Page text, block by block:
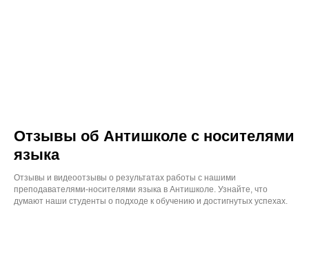
Отзывы об Антишколе с носителями
языка
Отзывы и видеоотзывы о результатах работы с нашими
преподавателями-носителями языка в Антишколе. Узнайте, что
думают наши студенты о подходе к обучению и достигнутых успехах.